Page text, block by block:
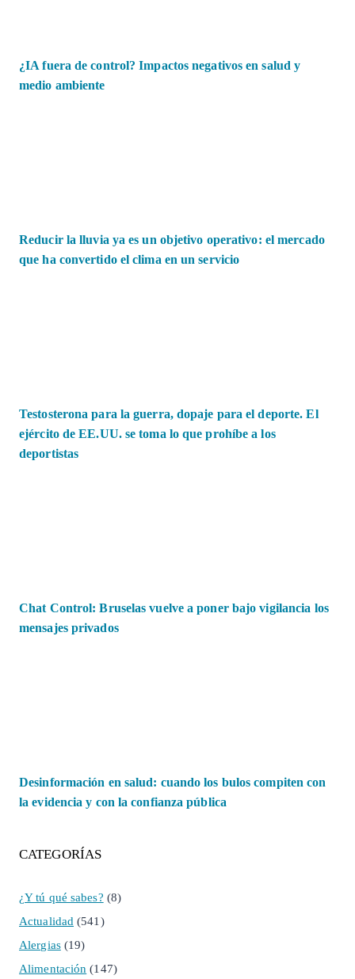
¿IA fuera de control? Impactos negativos en salud y
medio ambiente
Reducir la lluvia ya es un objetivo operativo: el mercado
que ha convertido el clima en un servicio
Testosterona para la guerra, dopaje para el deporte. El
ejército de EE.UU. se toma lo que prohíbe a los
deportistas
Chat Control: Bruselas vuelve a poner bajo vigilancia los
mensajes privados
Desinformación en salud: cuando los bulos compiten con
la evidencia y con la confianza pública
CATEGORÍAS
¿Y tú qué sabes? (8)
Actualidad (541)
Alergias(19)
Alimentación (147)